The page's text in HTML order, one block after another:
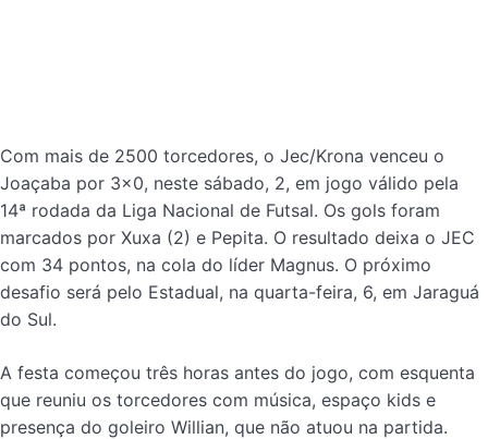
Com mais de 2500 torcedores, o Jec/Krona venceu o
Joaçaba por 3×0, neste sábado, 2, em jogo válido pela
14ª rodada da Liga Nacional de Futsal. Os gols foram
marcados por Xuxa (2) e Pepita. O resultado deixa o JEC
com 34 pontos, na cola do líder Magnus. O próximo
desafio será pelo Estadual, na quarta-feira, 6, em Jaraguá
do Sul.
A festa começou três horas antes do jogo, com esquenta
que reuniu os torcedores com música, espaço kids e
presença do goleiro Willian, que não atuou na partida.